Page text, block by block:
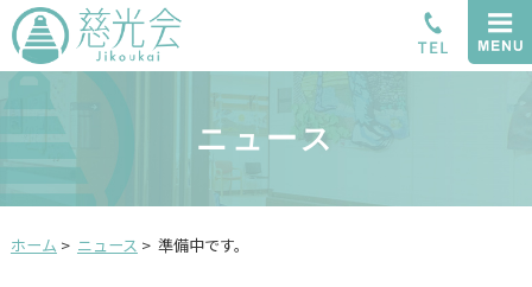
ニュース
ホーム > ニュース > 準備中です。